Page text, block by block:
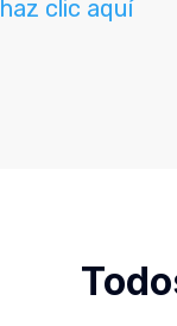
haz clic aquí